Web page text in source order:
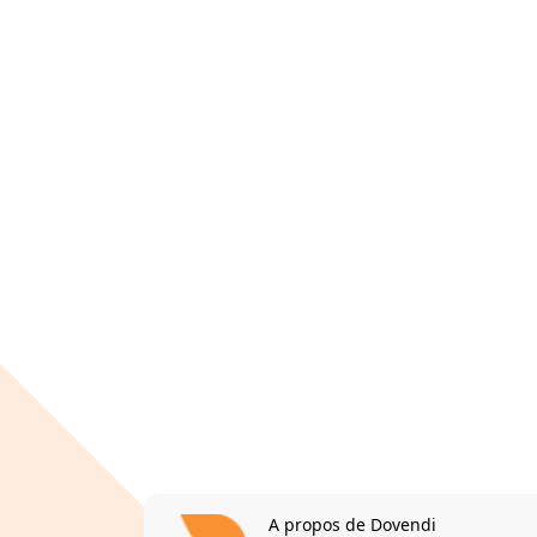
A propos de Dovendi